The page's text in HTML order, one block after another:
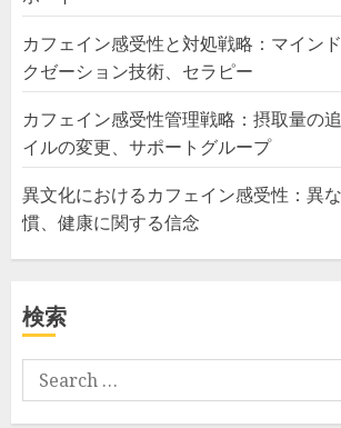
カフェイン感受性と対処戦略：マイン
クゼーション技術、セラピー
カフェイン感受性管理戦略：摂取量の
イルの変更、サポートグループ
異文化におけるカフェイン感受性：異
慣、健康に関する信念
検索
Search
for: